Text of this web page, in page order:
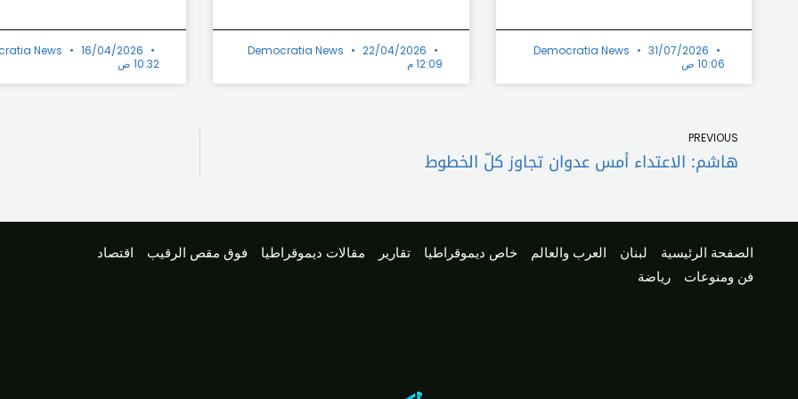
Democratia News
31/07/2026
10:06 ص
Democratia News
22/04/2026
12:09 م
News
16/04/2026
10:32 ص
PREVIOUS
هاشم: الاعتداء أمس عدوان تجاوز كلّ الخطوط
الصفحة الرئيسية لبنان العرب والعالم خاص ديموقراطيا تقارير مقالات ديموقراطيا فوق مقص الرقيب
اقتصاد
فن ومنوعات
رياضة